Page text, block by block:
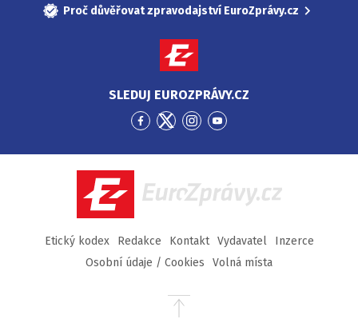
Proč důvěřovat zpravodajství EuroZprávy.cz
SLEDUJ EUROZPRÁVY.CZ
Přejít
Facebook
Přejít
Twitter
Přejít
Instagram
Přejít
YouTube
EuroZprávy.cz
Etický kodex Redakce Kontakt Vydavatel
Inzerce
Osobní údaje / Cookies
Volná místa
Přejít